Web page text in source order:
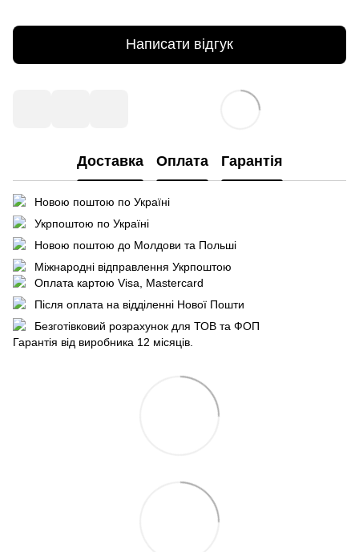
Написати відгук
Доставка Оплата Гарантія
Новою поштою по Україні
Укрпоштою по Україні
Новою поштою до Молдови та Польші
Міжнародні відправлення Укрпоштою
Оплата картою Visa, Mastercard
Після оплата на відділенні Нової Пошти
Безготівковий розрахунок для ТОВ та ФОП
Гарантія від виробника 12 місяців.